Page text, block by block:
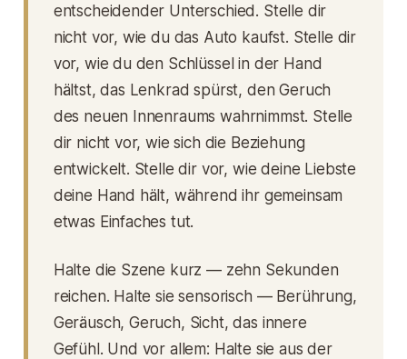
entscheidender Unterschied. Stelle dir
nicht vor, wie du das Auto kaufst. Stelle dir
vor, wie du den Schlüssel in der Hand
hältst, das Lenkrad spürst, den Geruch
des neuen Innenraums wahrnimmst. Stelle
dir nicht vor, wie sich die Beziehung
entwickelt. Stelle dir vor, wie deine Liebste
deine Hand hält, während ihr gemeinsam
etwas Einfaches tut.
Halte die Szene kurz — zehn Sekunden
reichen. Halte sie sensorisch — Berührung,
Geräusch, Geruch, Sicht, das innere
Gefühl. Und vor allem: Halte sie aus der